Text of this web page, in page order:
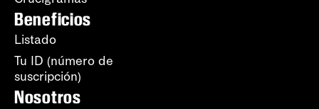
Beneficios
Listado
Tu ID (número de
suscripción)
Nosotros